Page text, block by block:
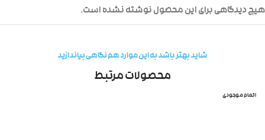
هیچ دیدگاهی برای این محصول نوشته نشده است.
شاید بهتر باشد به این موارد هم نگاهی بیاندازید
محصولات مرتبط
اتمام موجودی